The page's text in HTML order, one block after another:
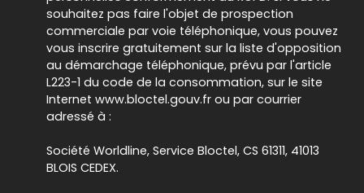
souhaitez pas faire l'objet de prospection
commerciale par voie téléphonique, vous pouvez
vous inscrire gratuitement sur la liste d'opposition
au démarchage téléphonique, prévu par l'article
L223-1 du code de la consommation, sur le site
Internet www.bloctel.gouv.fr ou par courrier
adressé à :
Société Worldline, Service Bloctel, CS 61311, 41013
BLOIS CEDEX.